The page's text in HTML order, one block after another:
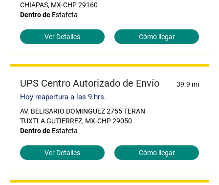
CHIAPAS, MX-CHP 29160
Dentro de Estafeta
Ver Detalles Cómo llegar
UPS Centro Autorizado de Envío 39.9 mi
Hoy reapertura a las 9 hrs.
AV. BELISARIO DOMINGUEZ 2755 TERAN
TUXTLA GUTIERREZ, MX-CHP 29050
Dentro de Estafeta
Ver Detalles Cómo llegar